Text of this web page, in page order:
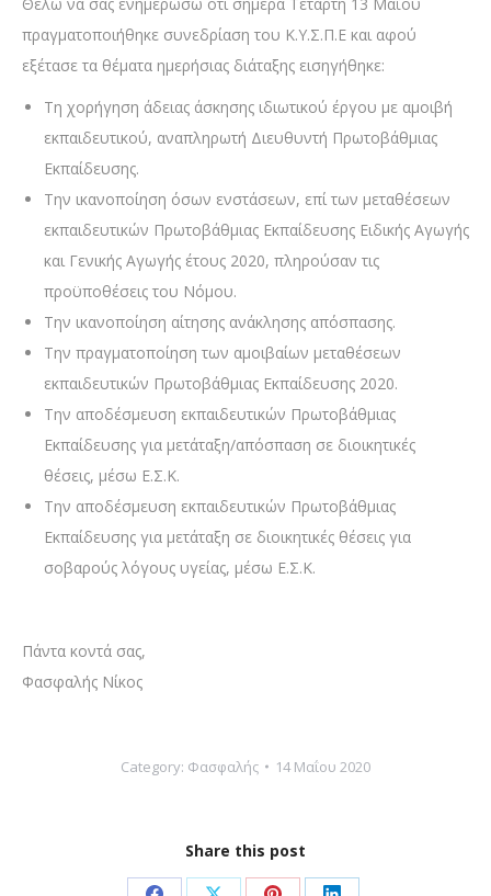
πραγματοποιήθηκε συνεδρίαση του Κ.Υ.Σ.Π.Ε και αφού
εξέτασε τα θέματα ημερήσιας διάταξης εισηγήθηκε:
Τη χορήγηση άδειας άσκησης ιδιωτικού έργου με αμοιβή
εκπαιδευτικού, αναπληρωτή Διευθυντή Πρωτοβάθμιας
Εκπαίδευσης.
Την ικανοποίηση όσων ενστάσεων, επί των μεταθέσεων
εκπαιδευτικών Πρωτοβάθμιας Εκπαίδευσης Ειδικής Αγωγής
και Γενικής Αγωγής έτους 2020, πληρούσαν τις
προϋποθέσεις του Νόμου.
Την ικανοποίηση αίτησης ανάκλησης απόσπασης.
Την πραγματοποίηση των αμοιβαίων μεταθέσεων
εκπαιδευτικών Πρωτοβάθμιας Εκπαίδευσης 2020.
Την αποδέσμευση εκπαιδευτικών Πρωτοβάθμιας
Εκπαίδευσης για μετάταξη/απόσπαση σε διοικητικές
θέσεις, μέσω Ε.Σ.Κ.
Την αποδέσμευση εκπαιδευτικών Πρωτοβάθμιας
Εκπαίδευσης για μετάταξη σε διοικητικές θέσεις για
σοβαρούς λόγους υγείας, μέσω Ε.Σ.Κ.
Πάντα κοντά σας,
Φασφαλής Νίκος­­
Category: Φασφαλής 14 Μαΐου 2020
Share this post